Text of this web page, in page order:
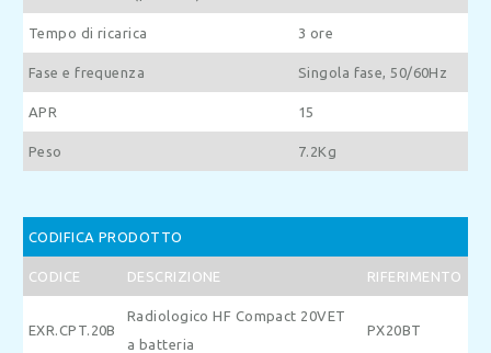
Tempo di ricarica 3 ore
Fase e frequenza Singola fase, 50/60Hz
APR 15
Peso 7.2Kg
CODIFICA PRODOTTO
CODICE DESCRIZIONE RIFERIMENTO
EXR.CPT.20B
Radiologico HF Compact 20VET
a batteria
PX20BT